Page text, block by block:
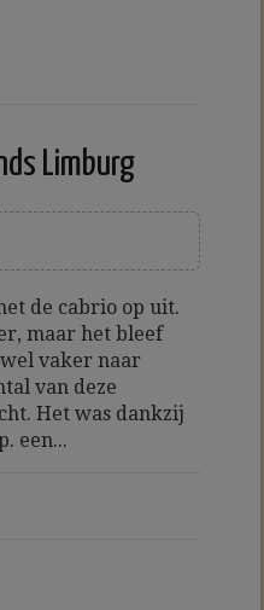
Limburg
de cabrio op uit.
maar het bleef
vaker naar
van deze
Het was dankzij
een...